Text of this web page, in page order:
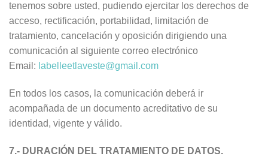
tenemos sobre usted, pudiendo ejercitar los derechos de
acceso, rectificación, portabilidad, limitación de
tratamiento, cancelación y oposición dirigiendo una
comunicación al siguiente correo electrónico
Email: labelleetlaveste@gmail.com
En todos los casos, la comunicación deberá ir
acompañada de un documento acreditativo de su
identidad, vigente y válido.
7.- DURACIÓN DEL TRATAMIENTO DE DATOS.